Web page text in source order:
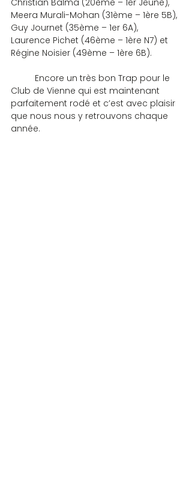
Christian Balma (20ème – 1er Jeune),
Meera Murali-Mohan (31ème – 1ère 5B),
Guy Journet (35ème – 1er 6A),
Laurence Pichet (46ème – 1ère N7) et
Régine Noisier (49ème – 1ère 6B).
Club de Vienne qui est maintenant
parfaitement rodé et c’est avec plaisir
que nous nous y retrouvons chaque
année.